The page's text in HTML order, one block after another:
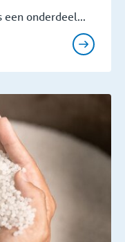
een onderdeel...